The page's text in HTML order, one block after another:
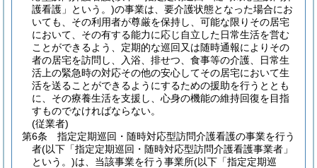
護看護」という。)の事業は、要介護状態となった場合にお
いても、その利用者が尊厳を保持し、可能な限りその居宅
において、その有する能力に応じ自立した日常生活を営む
ことができるよう、定期的な巡回又は随時通報によりその
者の居宅を訪問し、入浴、排せつ、食事等の介護、日常生
活上の緊急時の対応その他の安心してその居宅において生
活を送ることができるようにするための援助を行うととも
に、その療養生活を支援し、心身の機能の維持回復を目指
すものでなければならない。
(従業者)
第6条
指定定期巡回・随時対応型訪問介護看護の事業を行う
者(以下「指定定期巡回・随時対応型訪問介護看護事業者」
という。)は、当該事業を行う事業所(以下「指定定期巡